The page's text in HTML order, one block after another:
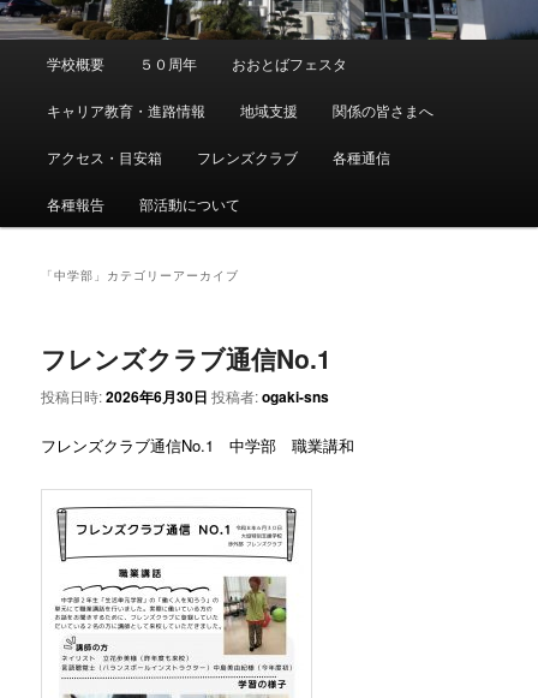
メ
イ
ン
ン
ン
移
動
サ
ブ
コ
テ
ツ
動
学校概要 ５０周年 おおとばフェスタ
キャリア教育・進路情報 地域支援 関係の皆さまへ
アクセス・目安箱 フレンズクラブ 各種通信
各種報告 部活動について
「中学部 」カテゴリーアーカイブ
フレンズクラブ通信No.1
投稿日時:2026年6月30日 投稿者:ogaki-sns
フレンズクラブ通信No.1 中学部 職業講和